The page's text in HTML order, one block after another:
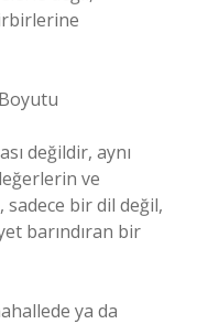
değildir, aynı
ve
sadece bir dil değil,
barındıran bir
ya da